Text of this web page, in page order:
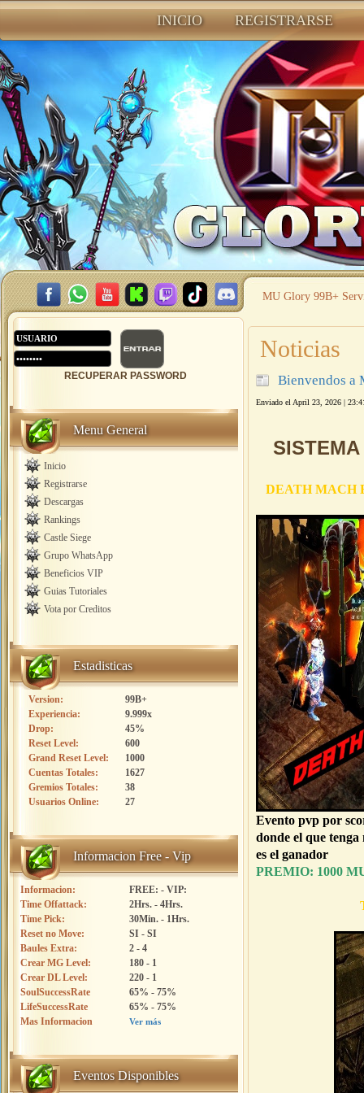
INICIO REGISTRARSE
MU Glory 99B+
RECUPERAR PASSWORD
Menu General
Inicio
Registrarse
Descargas
Rankings
Castle Siege
Grupo WhatsApp
Beneficios VIP
Guias Tutoriales
Vota por Creditos
Estadisticas
Version:
99B+
Experiencia:
9.999x
Drop:
45%
Reset Level:
600
Grand Reset Level:
1000
Cuentas Totales:
1627
Gremios Totales:
38
Usuarios Online:
27
Informacion Free - Vip
Informacion:
FREE: - VIP:
Time Offattack:
2Hrs. - 4Hrs.
Time Pick:
30Min. - 1Hrs.
Reset no Move:
SI - SI
Baules Extra:
2 - 4
Crear MG Level:
180 - 1
Crear DL Level:
220 - 1
SoulSuccessRate
65% - 75%
LifeSuccessRate
65% - 75%
Mas Informacion
Ver más
Eventos Disponibles
Noticias
Bienvendos a
Enviado el April 23, 2026 |
SISTEMA
DEATH
Evento pvp
donde el que
es el
PREMIO: 1000